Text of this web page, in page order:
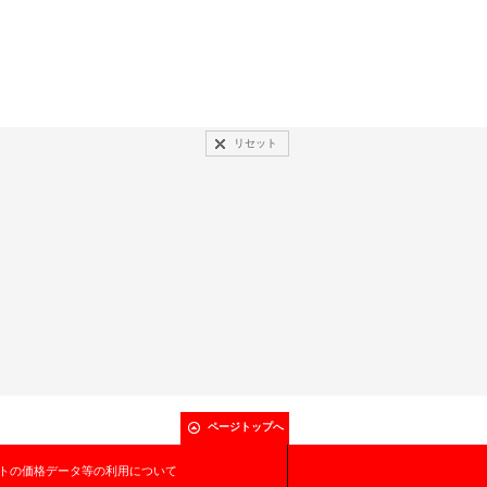
リセット
ページトップへ
の価格データ等の利用について